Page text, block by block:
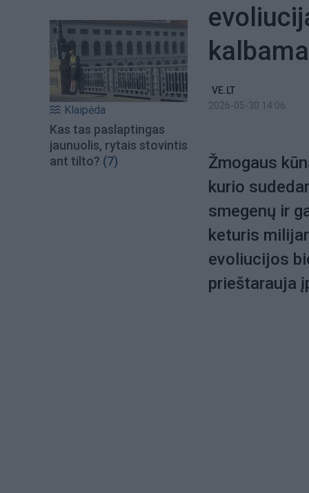
Klaipėda
Kas tas paslaptingas
jaunuolis, rytais stovintis
ant tilto? (7)
kalbama
VE.LT
2026-05-30 14:06
Žmogaus
kurio
smegenų ir
keturis
evoliucijos
prieštarauja